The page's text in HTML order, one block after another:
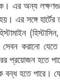
এর অন্য
এর সঙ্গে
করানো যেতে
প্রয়োজন হতে
বন্ধ হতে পারে।